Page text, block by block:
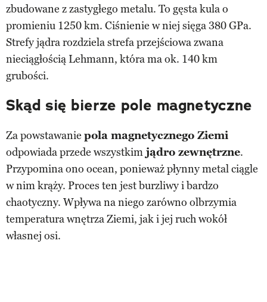
zbudowane z zastygłego metalu. To gęsta kula o
promieniu 1250 km. Ciśnienie w niej sięga 380 GPa.
Strefy jądra rozdziela strefa przejściowa zwana
nieciągłością Lehmann, która ma ok. 140 km
grubości.
Skąd się bierze pole magnetyczne
Za powstawanie pola magnetycznego Ziemi
odpowiada przede wszystkim jądro zewnętrzne.
Przypomina ono ocean, ponieważ płynny metal ciągle
w nim krąży. Proces ten jest burzliwy i bardzo
chaotyczny. Wpływa na niego zarówno olbrzymia
temperatura wnętrza Ziemi, jak i jej ruch wokół
własnej osi.